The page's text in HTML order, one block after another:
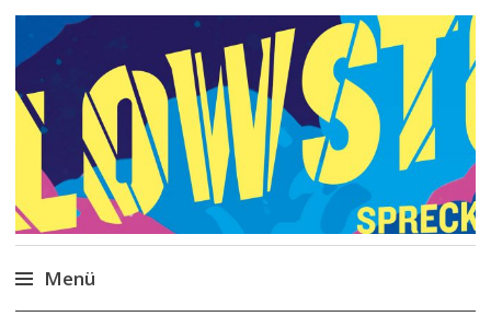
Philipp Spreckels
Stories, Skripte, Comics
Menü